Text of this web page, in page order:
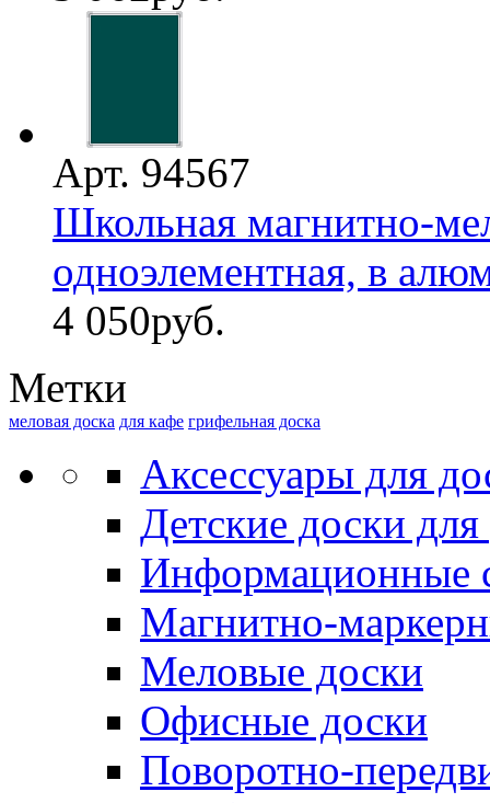
Арт. 94567
Школьная магнитно-
одноэлементная, в
4 050руб.
Метки
меловая доска для кафе грифельная доска
Аксессуары для
Детские доски
Информационные
Магнитно-
Меловые доски
Офисные доски
Поворотно-